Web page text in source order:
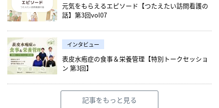
元気をもらえるエピソード【つたえたい訪問看護の
話】第3回vol07
インタビュー
表皮水疱症の食事＆栄養管理【特別トークセッショ
ン 第3回】
記事をもっと見る